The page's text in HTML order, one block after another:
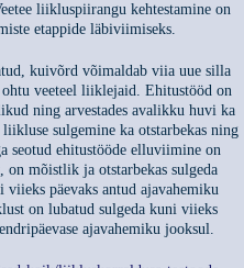
liikluspiirangu kehtestamine on
etappide läbiviimiseks.
kuivõrd võimaldab viia uue silla
veeteel liiklejaid. Ehitustööd on
ning arvestades avalikku huvi ka
sulgemine ka otstarbekas ning
seotud ehitustööde elluviimine on
mõistlik ja otstarbekas sulgeda
päevaks antud ajavahemiku
on lubatud sulgeda kuni viieks
ajavahemiku jooksul.